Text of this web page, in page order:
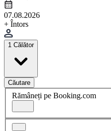
07.08.2026
+ Întors
1 Călător
Căutare
Rămâneți pe Booking.com